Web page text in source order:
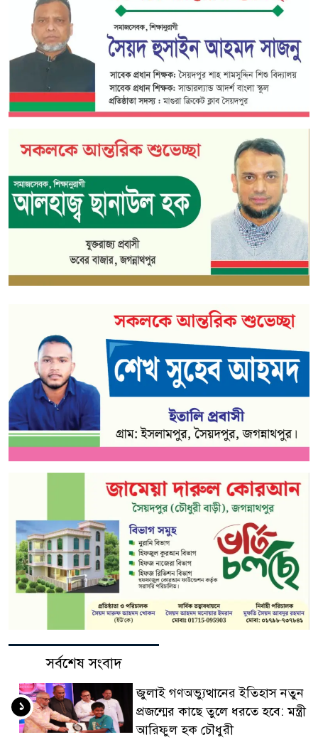
সর্বশেষ সংবাদ
জুলাই গণঅভ্যুত্থানের ইতিহাস নতুন
প্রজন্মের কাছে তুলে ধরতে হবে: মন্ত্রী
আরিফুল হক চৌধুরী
১